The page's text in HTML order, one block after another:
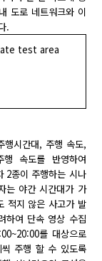
도로 네트워크와 이
.
test area
행시간대, 주행 속도,
속도를 반영하여
2종이 주행하는 시나
는 야간 시간대가 가
적지 않은 사고가 발
하여 단속 영상 수집
를 대상으로
주행 할 수 있도록